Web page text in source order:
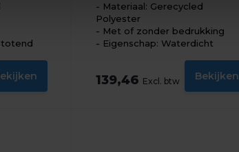
Materiaal: Gerecycled
Polyester
Met of zonder bedrukking
Eigenschap: Waterdicht
139,46 Excl. btw Bekijken